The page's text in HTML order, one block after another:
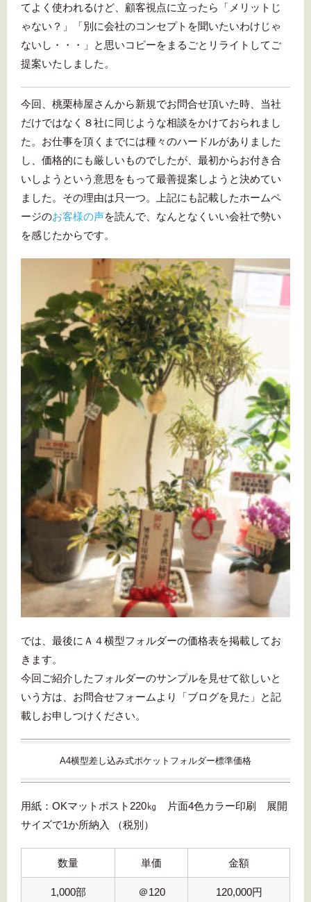
てよく使われるけど、顧客視点に立ったら「メリットじ
ゃない？」「別に会社のコンセプトを聞いたいわけじゃ
ないし・・・」と思いコピーをまるごとリライトしてご
提案いたしました。
今回、桃栗柿屋さんから新規でお問合せ頂いた時、当社
だけではなく８社に同じような相談をかけておられまし
た。お仕事を頂くまでには種々のハードルがありました
し、価格的にも厳しいものでしたが、最初からお付き合
いしようという意思をもって最善提案しようと決めてい
ました。その理由は只一つ。上記にも記載したホームペ
ージのお客様の声を読んで、なんとなくいい会社で勢い
を感じたからです。
では、最後にＡ４横型フォルダーの価格表を掲載してお
きます。
今回ご紹介したフォルダーのサンプルを見せて欲しいと
いう方は、お問合せフォームより「ブログを見た」と記
載しお申しつけください。
A4横型差し込み式ポケットフォルダー標準価格
用紙：OKマットポスト220㎏ 片面4色カラー印刷 展開
サイズで1か所納入 （税別）
数量 単価 金額
1,000部 ＠120 120,000円